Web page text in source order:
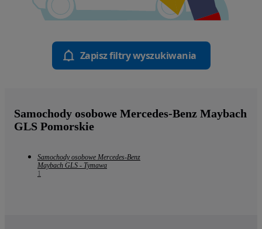
Zapisz filtry wyszukiwania
Samochody osobowe Mercedes-Benz Maybach
GLS Pomorskie
Samochody osobowe Mercedes-Benz
Maybach GLS - Tymawa
1